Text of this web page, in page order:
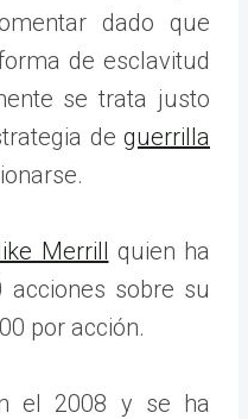
dado que
de esclavitud
se trata justo
de guerrilla
Merrill quien ha
acciones sobre su
por acción.
el 2008 y se ha